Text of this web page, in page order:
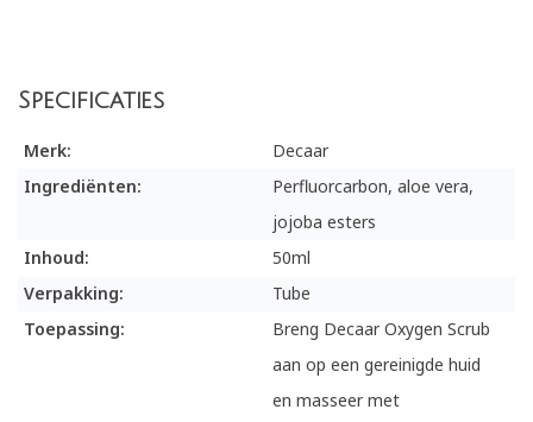
Specificaties
Merk:
Decaar
Ingrediënten:
Perfluorcarbon, aloe vera,
jojoba esters
Inhoud:
50ml
Verpakking:
Tube
Toepassing:
Breng Decaar Oxygen Scrub
aan op een gereinigde huid
en masseer met